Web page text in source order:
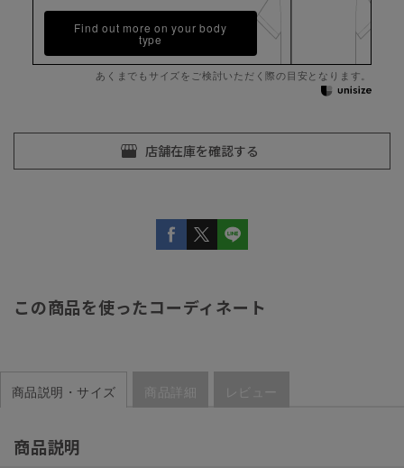
Find out more on your body
type
あくまでもサイズをご検討いただく際の目安となります。
この商品を使ったコーディネート
商品説明・サイズ 商品詳細 レビュー
商品説明